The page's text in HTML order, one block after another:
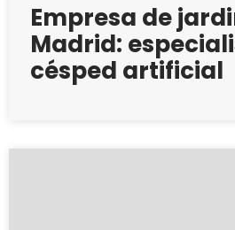
Empresa de
Madrid:
césped artificial